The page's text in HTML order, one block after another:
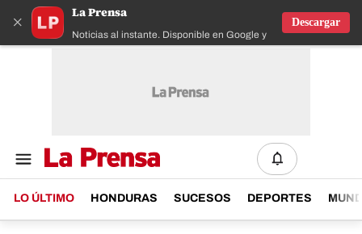
×
La Prensa
Noticias al instante. Disponible en Google y IOS
Descargar
LO ÚLTIMO HONDURAS SUCESOS DEPORTES